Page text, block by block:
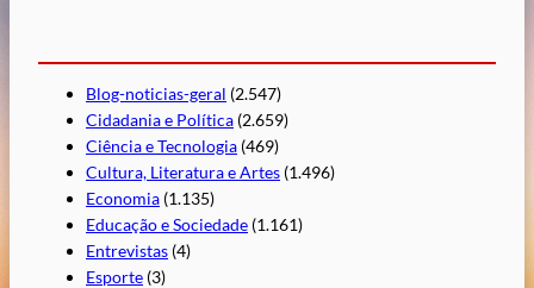
Blog-noticias-geral (2.547)
Cidadania e Política (2.659)
Ciência e Tecnologia (469)
Cultura, Literatura e Artes (1.496)
Economia (1.135)
Educação e Sociedade (1.161)
Entrevistas (4)
Esporte (3)